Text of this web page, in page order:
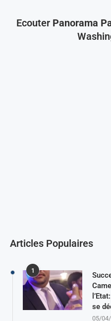
Ecouter Panorama
Articles Populaires
1
se
05/